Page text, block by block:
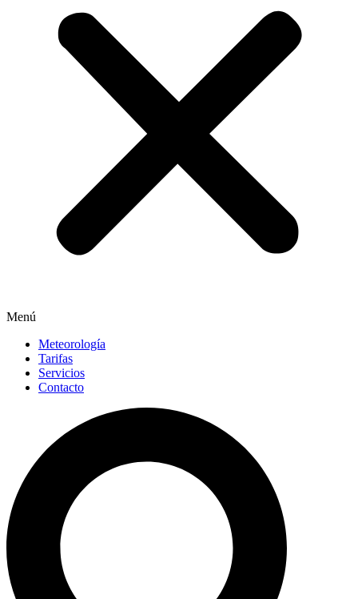
Menú
Meteorología
Tarifas
Servicios
Contacto